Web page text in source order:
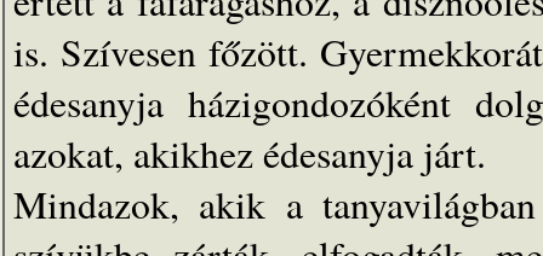
is. Szívesen főzött.
édesanyja házigondozóként
azokat, akikhez édesanyja járt.
Mindazok, akik a